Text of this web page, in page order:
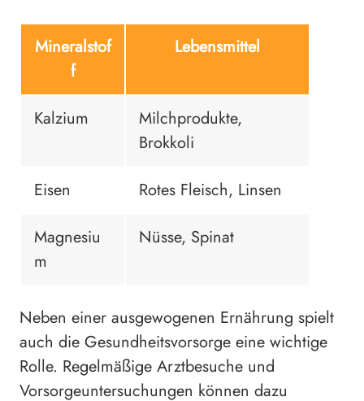
Mineralstof
f
Lebensmittel
Kalzium
Milchprodukte,
Brokkoli
Eisen
Rotes Fleisch, Linsen
Magnesiu
m
Nüsse, Spinat
Neben einer ausgewogenen Ernährung spielt
auch die Gesundheitsvorsorge eine wichtige
Rolle. Regelmäßige Arztbesuche und
Vorsorgeuntersuchungen können dazu